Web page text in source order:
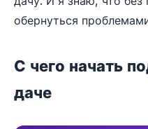
обернуться
С чего начать
даче